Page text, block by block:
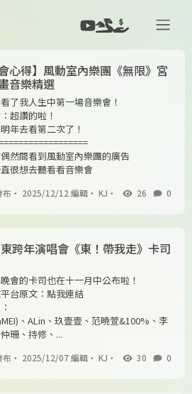
會心得】風動室內樂團《無限》宮
音樂精選
了我人生中第一場音樂會！
超讚的啦！
年去看第二次了！
然間看到風動室內樂團的廣告
很想去聽看看音樂會
・ 2025/12/12 編輯・ KJ ・ 26 0
跨年演唱會《東！帶我走》卡司
會的卡司也在十一月中公布啦！
台原文：點我連結
、ALin、玖壹壹、范曉萱&100%、​​​​​​​李
珊、​​​​​​​持修、​​...
・ 2025/12/07 編輯・ KJ ・ 30 0